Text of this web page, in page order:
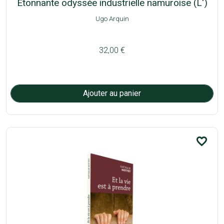
Etonnante odyssée industrielle namuroise (L')
Ugo Arquin
32,00 €
favorite_border